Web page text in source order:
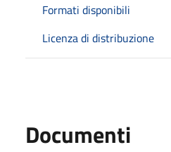
Formati disponibili
Licenza di distribuzione
Documenti